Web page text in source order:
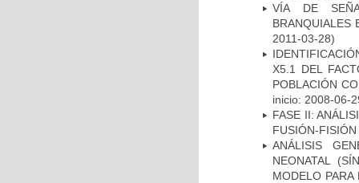
VÍA DE
BRANQUIALES
2011-03-28)
X5.1 DEL
POBLACIÓN
inicio: 2008-06-
FASE II:
FUSIÓN-
ANÁLISIS
NEONATAL
MODELO